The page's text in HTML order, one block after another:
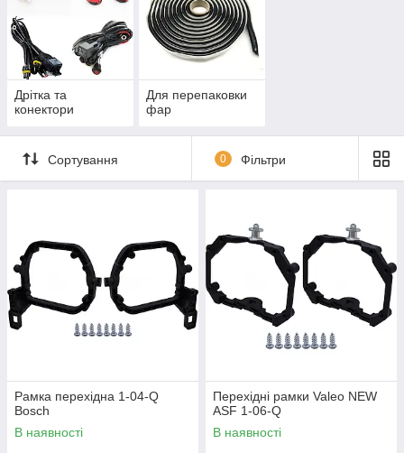
Дрітка та
конектори
Для перепаковки
фар
Сортування 0 Фільтри
Рамка перехідна 1-04-Q
Bosch
В наявності
Перехідні рамки Valeo NEW
ASF 1-06-Q
В наявності